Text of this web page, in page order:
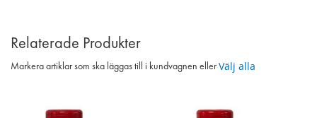
Relaterade Produkter
Markera artiklar som ska läggas till i kundvagnen eller Välj alla